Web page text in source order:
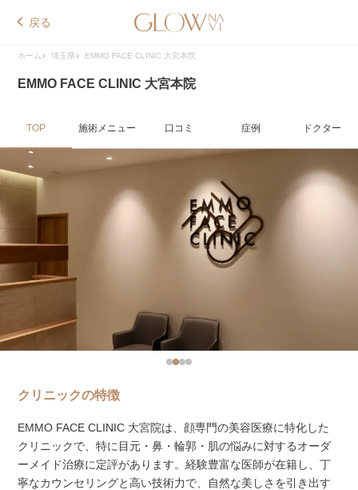
戻る
ホーム 埼玉県 EMMO FACE CLINIC 大宮本院
EMMO FACE CLINIC 大宮本院
TOP 施術メニュー 口コミ 症例 ドクター
クリニックの特徴
EMMO FACE CLINIC 大宮院は、顔専門の美容医療に特化した
クリニックで、特に目元・鼻・輪郭・肌の悩みに対するオーダ
ーメイド治療に定評があります。経験豊富な医師が在籍し、丁
寧なカウンセリングと高い技術力で、自然な美しさを引き出す